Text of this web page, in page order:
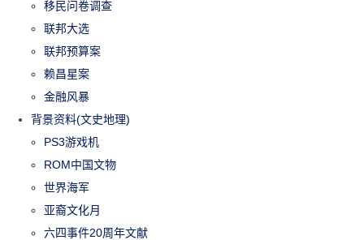
移民问卷调查
联邦大选
联邦预算案
赖昌星案
金融风暴
背景资料(文史地理)
PS3游戏机
ROM中国文物
世界海军
亚裔文化月
六四事件20周年文献